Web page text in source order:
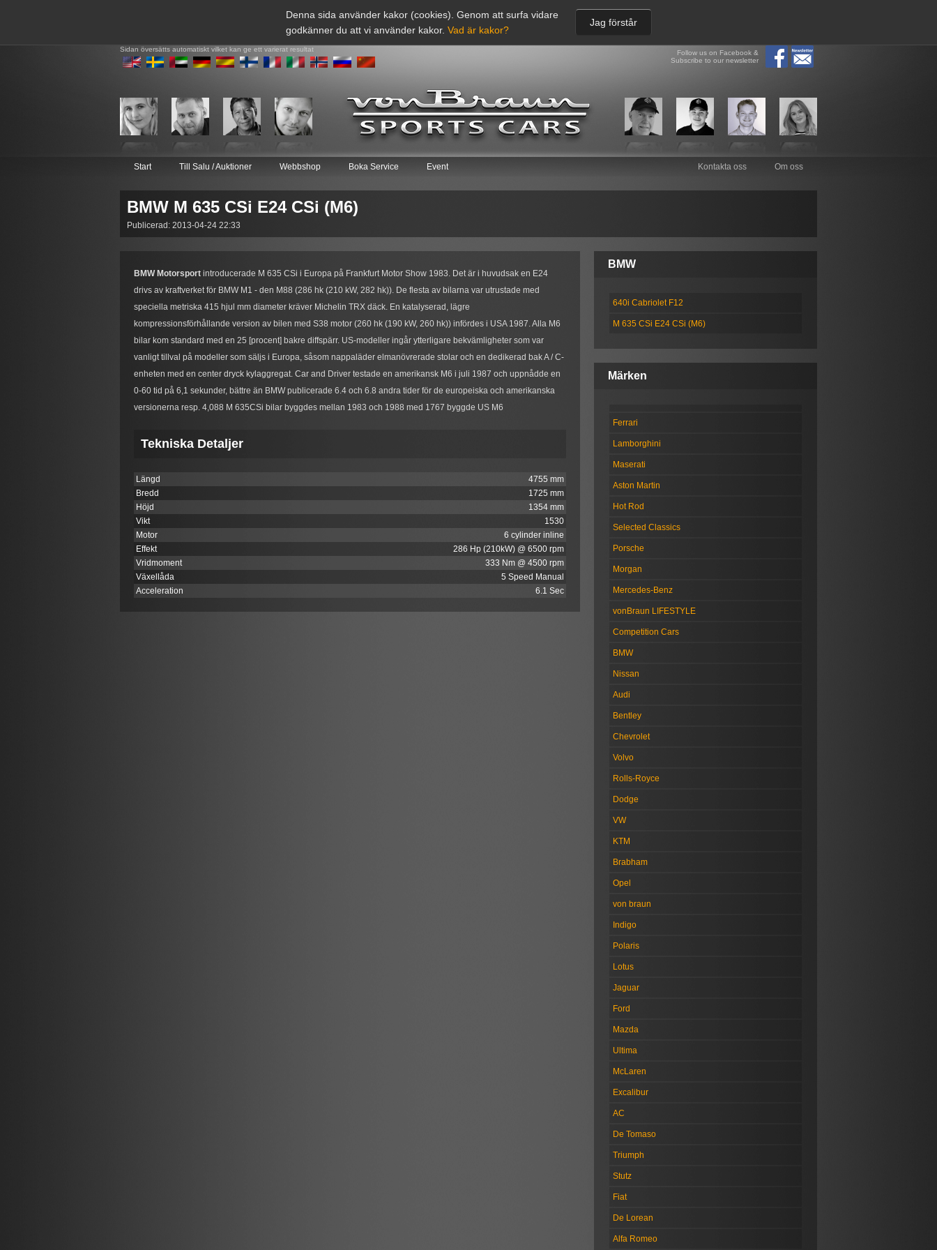
Denna sida använder kakor (cookies). Genom att surfa vidare
godkänner du att vi använder kakor. Vad är kakor?
Jag förstår
Sidan översätts automatiskt vilket kan ge ett varierat resultat
Follow us on Facebook &
Subscribe to our newsletter
Start Till Salu / Auktioner Webbshop Boka Service Event Kontakta oss Om oss
BMW M 635 CSi E24 CSi (M6)
Publicerad: 2013-04-24 22:33
BMW Motorsport introducerade M 635 CSi i Europa på Frankfurt Motor Show 1983. Det är i huvudsak en E24
drivs av kraftverket för BMW M1 - den M88 (286 hk (210 kW, 282 hk)). De flesta av bilarna var utrustade med
speciella metriska 415 hjul mm diameter kräver Michelin TRX däck. En katalyserad, lägre
kompressionsförhållande version av bilen med S38 motor (260 hk (190 kW, 260 hk)) infördes i USA 1987. Alla M6
bilar kom standard med en 25 [procent] bakre diffspärr. US-modeller ingår ytterligare bekvämligheter som var
vanligt tillval på modeller som säljs i Europa, såsom nappaläder elmanövrerade stolar och en dedikerad bak A / C-
enheten med en center dryck kylaggregat. Car and Driver testade en amerikansk M6 i juli 1987 och uppnådde en
0-60 tid på 6,1 sekunder, bättre än BMW publicerade 6.4 och 6.8 andra tider för de europeiska och amerikanska
versionerna resp. 4,088 M 635CSi bilar byggdes mellan 1983 och 1988 med 1767 byggde US M6
Tekniska Detaljer
Längd
4755 mm
Bredd
1725 mm
Höjd
1354 mm
Vikt
1530
Motor
6 cylinder inline
Effekt
286 Hp (210kW) @ 6500 rpm
Vridmoment
333 Nm @ 4500 rpm
Växellåda
5 Speed Manual
Acceleration
6.1 Sec
BMW
640i Cabriolet F12
M 635 CSi E24 CSi (M6)
Märken
Ferrari
Lamborghini
Maserati
Aston Martin
Hot Rod
Selected Classics
Porsche
Morgan
Mercedes-Benz
vonBraun LIFESTYLE
Competition Cars
BMW
Nissan
Audi
Bentley
Chevrolet
Volvo
Rolls-Royce
Dodge
VW
KTM
Brabham
Opel
von braun
Indigo
Polaris
Lotus
Jaguar
Ford
Mazda
Ultima
McLaren
Excalibur
AC
De Tomaso
Triumph
Stutz
Fiat
De Lorean
Alfa Romeo